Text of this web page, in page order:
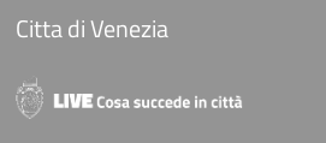
Salta al contenuto principale
Citta di Venezia